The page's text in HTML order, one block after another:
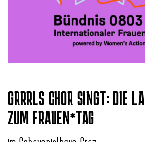
GRRRLS CHOR SINGT: DIE
ZUM FRAUEN*TAG